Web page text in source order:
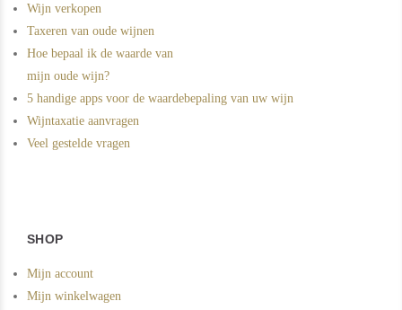
Wijn verkopen
Taxeren van oude wijnen
Hoe bepaal ik de waarde van
mijn oude wijn?
5 handige apps voor de waardebepaling van uw wijn
Wijntaxatie aanvragen
Veel gestelde vragen
SHOP
Mijn account
Mijn winkelwagen